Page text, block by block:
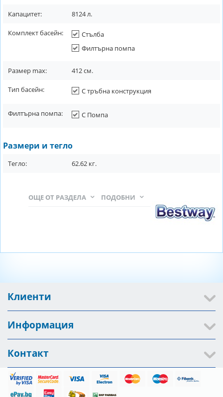
Капацитет: 8124л.
Комплект басейн:
Стълба
Филтърна помпа
Размер max: 412см.
Тип басейн: С тръбна конструкция
Филтърна помпа: С Помпа
Размери и тегло
Тегло: 62.62 кг.
ПОДОБНИ
ОЩЕ ОТ РАЗДЕЛА
Клиенти
Информация
Контакт